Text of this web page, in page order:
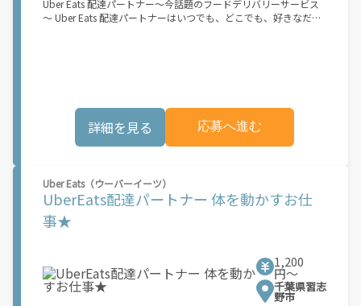
るけれど、その時間に稼げる方法がない...」 「新しい業務にチャ
レンジしたいけれど、人間関係などが心配...」 そんなお悩み、
Uber Eats 配達パートナー～今話題のフードデリバリーサービス
～ Uber Eats 配達パートナーはいつでも、どこでも、好きなだけ
題ありません！ ★自分の自転車・原付バイク(125cc以下)・軽貨
物車両でOK！ ★私服でOK！ ＼万がイチという時も安心！事故の
時は安心の傷害補償！／ 必要なのは【自転車】と【スマホ】の
★ポイント２ 時間に縛られず、 スキマ時間がいつでも 好きな時
間＝稼ぐ時間に！ 家事や授業、サークル活動など忙しいからこ
そ、空いた時間を有効活用！自分にあったスタイルで稼働できま
す。 「休日に１時間だけ！」 「予定がなくなったから今日稼ぐ
ちの人 【軽貨物またはバイク（125cc超）もOKですが、その場合
は...】 事業用ナンバー（軽自動車の場合は黒ナンバー、バイクの
場合は緑ナンバー）が必要になります。 ※稼働できるのは、あな
詳細を見る 応募へ進む
Uber Eats（ウーバーイーツ）
UberEats配達パートナー 体を動かすお仕
事★
1,200
円〜
千葉県習志
野市